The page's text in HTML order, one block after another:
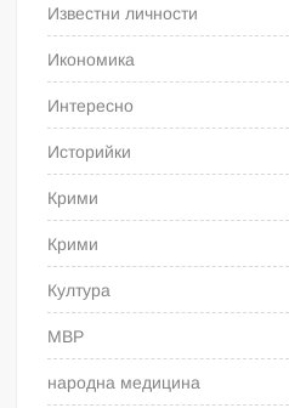
Известни личности
Икономика
Интересно
Историйки
Крими
Крими
Култура
МВР
народна медицина